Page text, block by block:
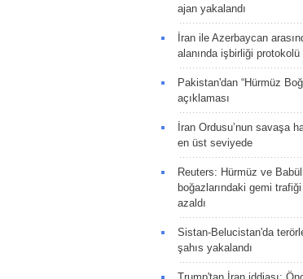
ajan yakalandı
İran ile Azerbaycan
alanında işbirliği
Pakistan'dan “Hürmüz
açıklaması
İran Ordusu’nun savaşa
en üst seviyede
Reuters: Hürmüz ve
boğazlarındaki gemi
azaldı
Sistan-Belucistan'da
şahıs yakalandı